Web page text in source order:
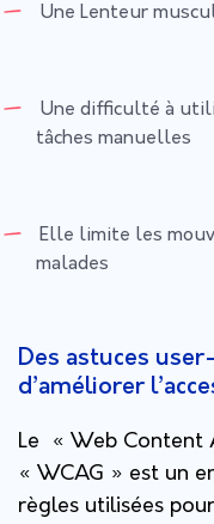
Une Lenteur
Une difficulté à
tâches manuelles
Elle limite les
malades
Des astuces
d’améliorer
Le « Web Content
« WCAG » est un
règles utilisées